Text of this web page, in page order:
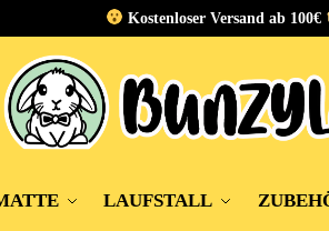
Kostenloser Versand ab 100€
LAUFSTALL